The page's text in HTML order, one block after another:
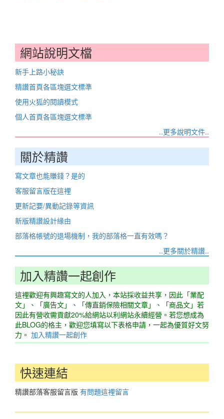
網站說明文檔
新手上路小秘訣
精讚首頁各區塊選文標準
使用火狐的閱讀模式
個人首頁各區塊選文標準
..更多說明文件..
關於精讚
寫文章也能賺錢？是的
客服留言版在這裡
更新記要/異動記錄等資訊
新版精讚設計緣由
部落格帳號的退場機制，我的部落格一直有效嗎？
..更多關於精讚..
加入精讚一起創作
這裡歡迎有興趣寫文的人加入，本站採收益共享，因此「業配
文」、「廣告文」、「傳直銷保險相關文章」、「商品文」若
因此有營收需貢獻20%給網站以利網站永續經營。若您想成為
此BLOG的格主，歡迎您填寫以下表格申請，一起為優質好文努
力。 加入精讚一起創作
快速連結
精讚部落客服留言版 有問題這裡留言